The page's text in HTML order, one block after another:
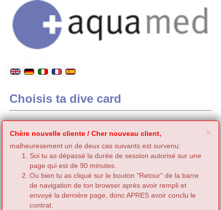
Choisis ta dive card
×
Chère nouvelle cliente / Cher nouveau client,
malheuresement un de deux cas suivants est survenu:
Soi tu as dépassé la durée de session autorisé sur une
page qui est de 90 minutes.
Ou bien tu as cliqué sur le bouton "Retour" de la barre
de navigation de ton browser après avoir rempli et
envoyé la dernière page, donc APRES avoir conclu le
contrat.